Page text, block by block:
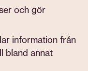
och gör
information från
bland annat